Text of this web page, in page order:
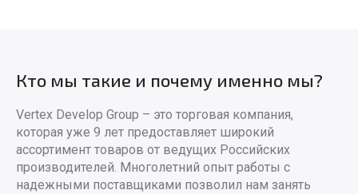
Кто мы такие и почему именно мы?
Vertex Develop Group – это торговая компания,
которая уже 9 лет предоставляет широкий
ассортимент товаров от ведущих Российских
производителей. Многолетний опыт работы с
надежными поставщиками позволил нам занять